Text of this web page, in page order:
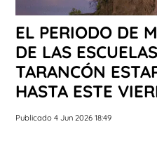
EL PERIODO DE
DE LAS
TARANCÓN
HASTA ESTE
Publicado 4 Jun 2026 18:49